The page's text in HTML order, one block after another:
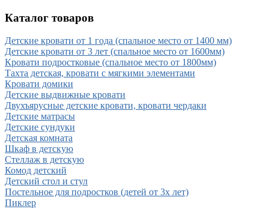
Каталог товаров
Детские кровати от 1 года (спальное место от 1400 мм)
Детские кровати от 3 лет (спальное место от 1600мм)
Кровати подростковые (спальное место от 1800мм)
Тахта детская, кровати с мягкими элементами
Кровати домики
Детские выдвижные кровати
Двухъярусные детские кровати, кровати чердаки
Детские матрасы
Детские сундуки
Детская комната
Шкаф в детскую
Стеллаж в детскую
Комод детский
Детский стол и стул
Постельное для подростков (детей от 3х лет)
Пиклер